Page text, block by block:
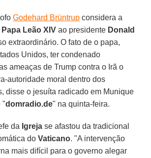
Godehard Brüntrup considera a
Papa Leão XIV ao presidente Donald
extraordinário. O fato de o papa,
Unidos, ter condenado
ameaças de Trump contra o Irã o
autoridade moral dentro dos
disse o jesuíta radicado em Munique
"domradio.de" na quinta-feira.
da Igreja se afastou da tradicional
doVaticano. "A intervenção
mais difícil para o governo alegar